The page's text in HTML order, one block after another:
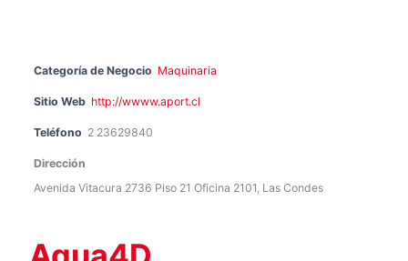
Categoría de Negocio Maquinaria
Sitio Web http://wwww.aport.cl
Teléfono 2 23629840
Dirección
Avenida Vitacura 2736 Piso 21 Oficina 2101, Las Condes